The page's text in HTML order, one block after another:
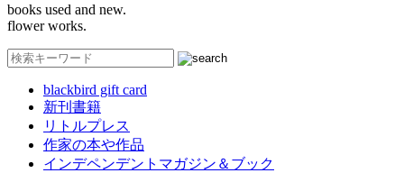
books used and new.
flower works.
blackbird gift card
新刊書籍
リトルプレス
作家の本や作品
インデペンデントマガジン＆ブック